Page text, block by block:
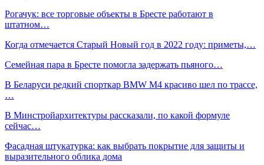
Рогачук: все торговые объекты в Бресте работают в
штатном…
Когда отмечается Старый Новый год в 2022 году: приметы,…
Семейная пара в Бресте помогла задержать пьяного…
В Беларуси редкий спорткар BMW M4 красиво шел по трассе,
…
В Минстройархитектуры рассказали, по какой формуле
сейчас…
Фасадная штукатурка: как выбрать покрытие для защиты и
выразительного облика дома